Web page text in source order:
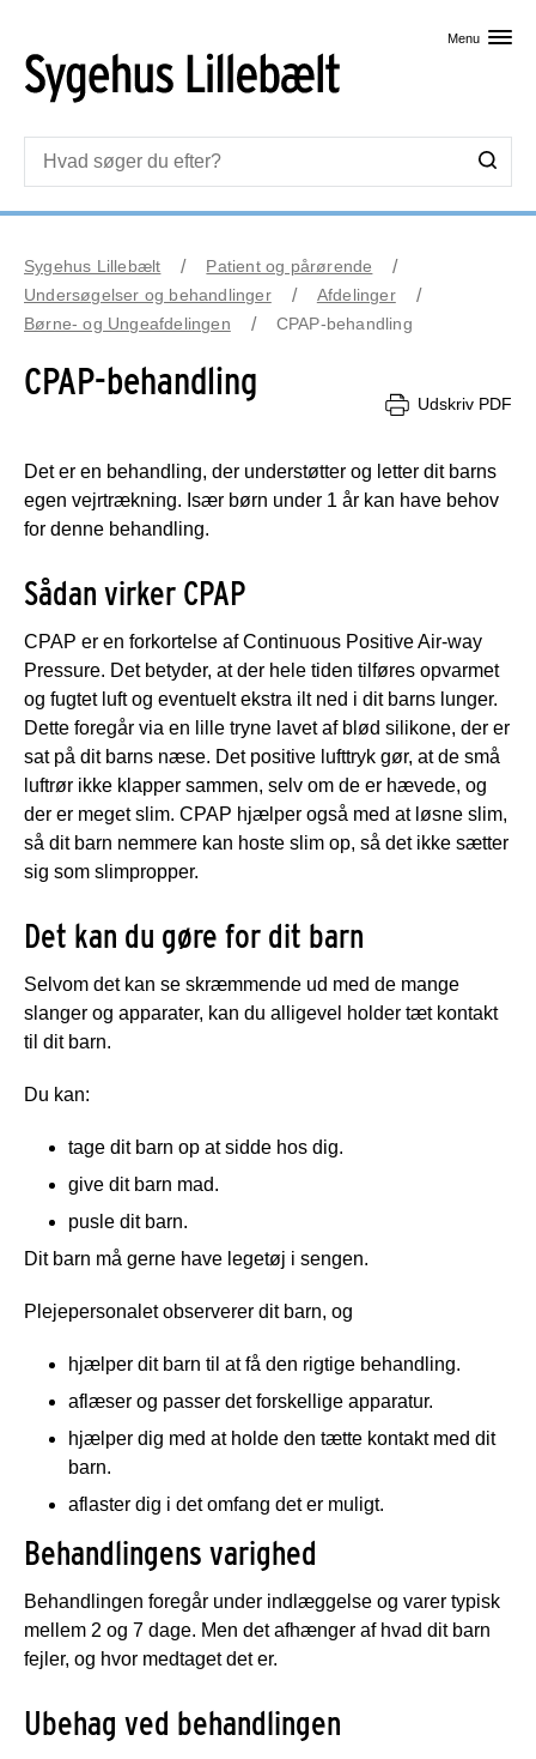
Menu
Sygehus Lillebælt
Patient og pårørende
Undersøgelser og behandlinger
Afdelinger
Børne- og Ungeafdelingen
CPAP-behandling
CPAP-behandling
Udskriv PDF
Det er en behandling, der understøtter og letter dit barns
egen vejrtrækning. Især børn under 1 år kan have behov
for denne behandling.
Sådan virker CPAP
CPAP er en forkortelse af Continuous Positive Air-way
Pressure. Det betyder, at der hele tiden tilføres opvarmet
og fugtet luft og eventuelt ekstra ilt ned i dit barns lunger.
Dette foregår via en lille tryne lavet af blød silikone, der er
sat på dit barns næse. Det positive lufttryk gør, at de små
luftrør ikke klapper sammen, selv om de er hævede, og
der er meget slim. CPAP hjælper også med at løsne slim,
så dit barn nemmere kan hoste slim op, så det ikke sætter
sig som slimpropper.
Det kan du gøre for dit barn
Selvom det kan se skræmmende ud med de mange
slanger og apparater, kan du alligevel holder tæt kontakt
til dit barn.
Du kan:
tage dit barn op at sidde hos dig.
give dit barn mad.
pusle dit barn.
Dit barn må gerne have legetøj i sengen.
Plejepersonalet observerer dit barn, og
hjælper dit barn til at få den rigtige behandling.
aflæser og passer det forskellige apparatur.
hjælper dig med at holde den tætte kontakt med dit
barn.
aflaster dig i det omfang det er muligt.
Behandlingens varighed
Behandlingen foregår under indlæggelse og varer typisk
mellem 2 og 7 dage. Men det afhænger af hvad dit barn
fejler, og hvor medtaget det er.
Ubehag ved behandlingen